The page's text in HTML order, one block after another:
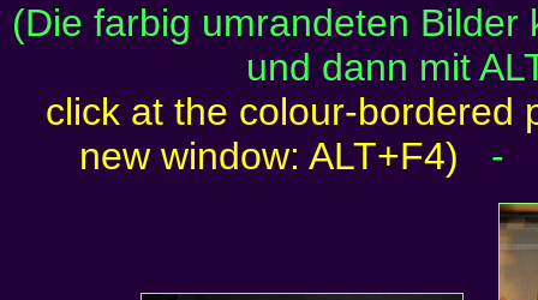
(Die farbig umrandeten
und dann mit
click at the colour-bordered
new window: ALT+F4)
-